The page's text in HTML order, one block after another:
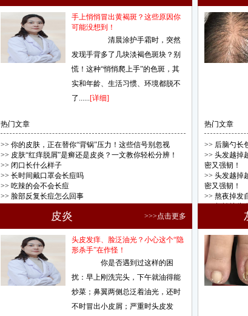
手上悄悄冒出黄褐斑？这些原因你
可能没想到！
清晨涂护手霜时，突然
发现手背多了几块淡褐色斑块？别
慌！这种“悄悄爬上手”的色斑，其
实和年龄、生活习惯、环境都脱不
了......[详细]
热门文章
>> 你的皮肤，正在替你“背锅”压力！这些信号别忽视
>> 皮肤“红痒脱屑”是癣还是皮炎？一文教你轻松分辨！
>> 闭口长什么样子
>> 长时间戴口罩会长痘吗
>> 吃辣的会不会长痘
>> 脸部反复长痘怎么回事
热门文章
>> 后脑勺长
>> 头发越掉
密又强韧！
>> 头发越掉
密又强韧！
>> 熬夜掉发
掉头发是
皮炎 >>>点击更多
头皮发痒、脸泛油光？小心这个“隐
形杀手”在作怪！
你是否遇到过这样的困
扰：早上刚洗完头，下午就油得能
炒菜；鼻翼两侧总泛着油光，还时
不时冒出小皮屑；严重时头皮发